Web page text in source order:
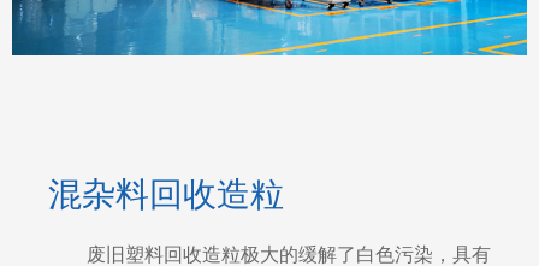
混杂料回收造粒
废旧塑料回收造粒极大的缓解了白色污染，具有